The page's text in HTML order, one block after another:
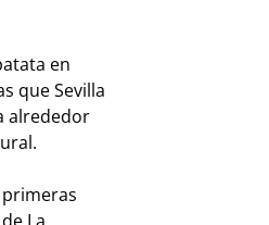
en
que Sevilla
alrededor